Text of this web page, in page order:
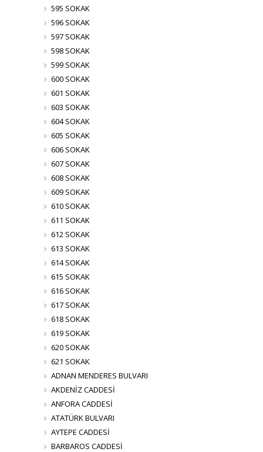
595 SOKAK
596 SOKAK
597 SOKAK
598 SOKAK
599 SOKAK
600 SOKAK
601 SOKAK
603 SOKAK
604 SOKAK
605 SOKAK
606 SOKAK
607 SOKAK
608 SOKAK
609 SOKAK
610 SOKAK
611 SOKAK
612 SOKAK
613 SOKAK
614 SOKAK
615 SOKAK
616 SOKAK
617 SOKAK
618 SOKAK
619 SOKAK
620 SOKAK
621 SOKAK
ADNAN MENDERES BULVARI
AKDENİZ CADDESİ
ANFORA CADDESİ
ATATÜRK BULVARI
AYTEPE CADDESİ
BARBAROS CADDESİ